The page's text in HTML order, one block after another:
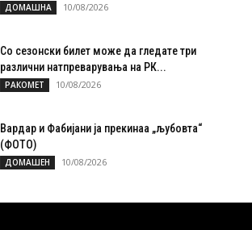
ДОМАШНА 10/08/2026
Со сезонски билет може да гледате три
различни натпреварувања на РК...
РАКОМЕТ 10/08/2026
Вардар и Фабијани ја прекинаа „љубовта“
(ФОТО)
ДОМАШЕН 10/08/2026